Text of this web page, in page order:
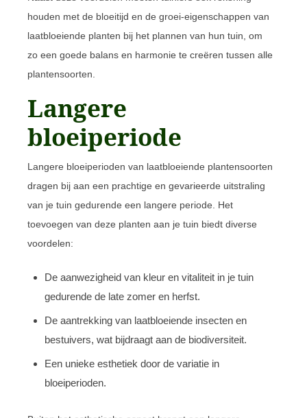
houden met de bloeitijd en de groei-eigenschappen van
laatbloeiende planten bij het plannen van hun tuin, om
zo een goede balans en harmonie te creëren tussen alle
plantensoorten.
Langere
bloeiperiode
Langere bloeiperioden van laatbloeiende plantensoorten
dragen bij aan een prachtige en gevarieerde uitstraling
van je tuin gedurende een langere periode. Het
toevoegen van deze planten aan je tuin biedt diverse
voordelen:
De aanwezigheid van kleur en vitaliteit in je tuin
gedurende de late zomer en herfst.
De aantrekking van laatbloeiende insecten en
bestuivers, wat bijdraagt aan de biodiversiteit.
Een unieke esthetiek door de variatie in
bloeiperioden.